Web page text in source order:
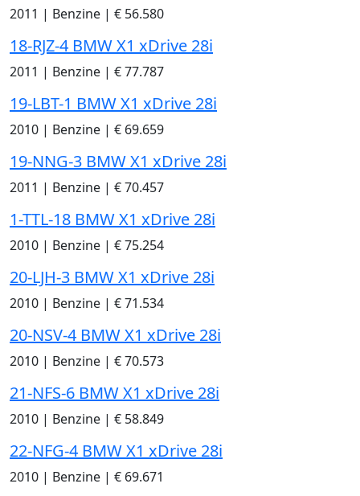
2011 | Benzine | € 56.580
18-RJZ-4 BMW X1 xDrive 28i
2011 | Benzine | € 77.787
19-LBT-1 BMW X1 xDrive 28i
2010 | Benzine | € 69.659
19-NNG-3 BMW X1 xDrive 28i
2011 | Benzine | € 70.457
1-TTL-18 BMW X1 xDrive 28i
2010 | Benzine | € 75.254
20-LJH-3 BMW X1 xDrive 28i
2010 | Benzine | € 71.534
20-NSV-4 BMW X1 xDrive 28i
2010 | Benzine | € 70.573
21-NFS-6 BMW X1 xDrive 28i
2010 | Benzine | € 58.849
22-NFG-4 BMW X1 xDrive 28i
2010 | Benzine | € 69.671